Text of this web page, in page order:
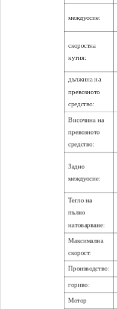
междуосие:
скоростна
кутия:
дължина на
превозното
средство:
Височина на
превозното
средство:
Задно
междуосие:
Тегло на
пълно
натоварване:
Максимална
скорост:
Производство:
гориво:
Мотор